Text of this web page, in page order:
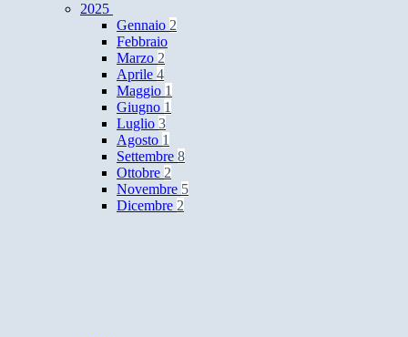
2025
Gennaio 2
Febbraio
Marzo 2
Aprile 4
Maggio 1
Giugno 1
Luglio 3
Agosto 1
Settembre 8
Ottobre 2
Novembre 5
Dicembre 2